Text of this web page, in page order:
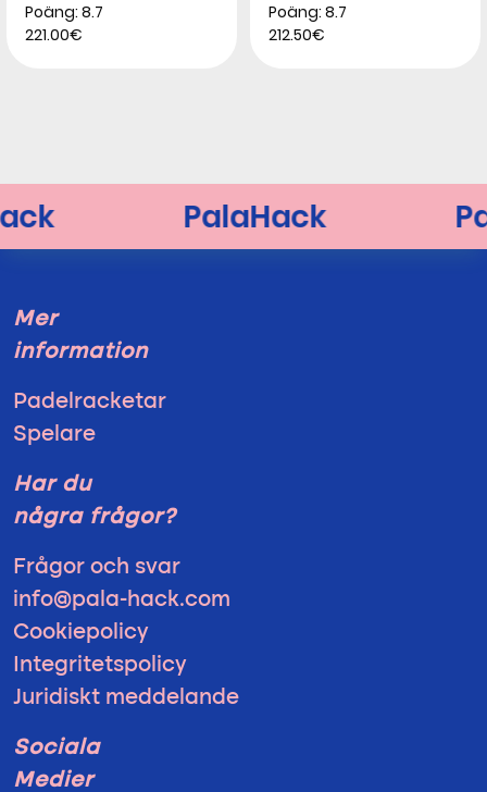
Poäng: 8.7
221.00€
Poäng: 8.7
212.50€
Mer
information
Padelracketar
Spelare
Har du
några frågor?
Frågor och svar
info@pala-hack.com
Cookiepolicy
Integritetspolicy
Juridiskt meddelande
Sociala
Medier